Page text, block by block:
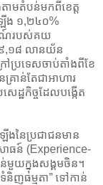
មតំបន់មកពីខេត្ត
ើង ១,២៤០%
រណ៍របស់គយ
៩,១៨ លានយ័ន
ប្រទេសចាប់តាំងពីខែ
រាន់តែជាអាហារ
ដ្ឋកិច្ចដែលបង្កើត
ើងនៃប្រជាជនមាន
ធន៍ (Experience-
ន់មួយក្នុងសង្គមចិន។
និញធម្មតា” ទៅកាន់